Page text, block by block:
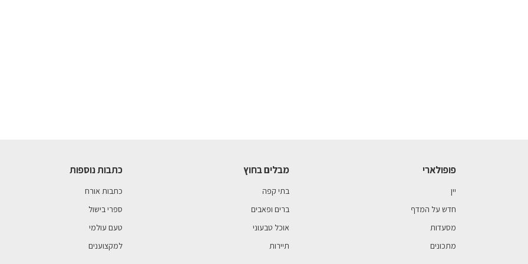
פופולארי
יין
חדש על המדף
מסעדות
מתכונים
מבלים בחוץ
בתי קפה
ברים ופאבים
אוכל טבעוני
תיירות
כתבות נוספות
כתבות אורח
ספרי בישול
טעם עולמי
למקצוענים